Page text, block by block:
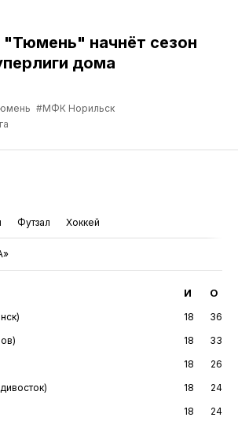
"Тюмень" начнёт сезон
дома
#МФК Норильск
Футзал Хоккей
И О
18
36
18
33
18
26
18
24
18
24